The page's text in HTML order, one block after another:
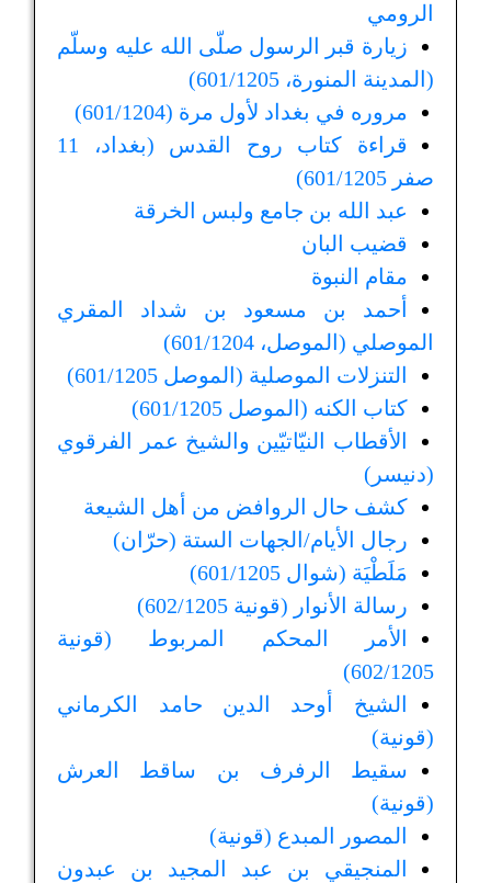
الرومي
زيارة قبر الرسول صلّى الله عليه وسلّم
(المدينة المنورة، 601/1205)
مروره في بغداد لأول مرة (601/1204)
قراءة كتاب روح القدس (بغداد، 11
صفر 601/1205)
عبد الله بن جامع ولبس الخرقة
قضيب البان
مقام النبوة
أحمد بن مسعود بن شداد المقري
الموصلي (الموصل، 601/1204)
التنزلات الموصلية (الموصل 601/1205)
كتاب الكنه (الموصل 601/1205)
الأقطاب النيّاتيّين والشيخ عمر الفرقوي
(دنيسر)
كشف حال الروافض من أهل الشيعة
رجال الأيام/الجهات الستة (حرّان)
مَلَطْيَة (شوال 601/1205)
رسالة الأنوار (قونية 602/1205)
الأمر المحكم المربوط (قونية
602/1205)
الشيخ أوحد الدين حامد الكرماني
(قونية)
سقيط الرفرف بن ساقط العرش
(قونية)
المصور المبدع (قونية)
المنجيقي بن عبد المجيد بن عبدون